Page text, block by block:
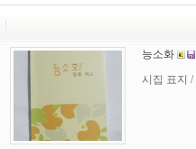
능소화
시집 표지 /